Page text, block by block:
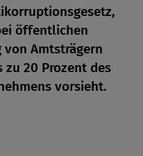
öffentlichen
von Amtsträgern
zu 20 Prozent des
vorsieht.